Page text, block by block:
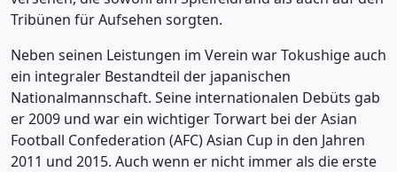
Tribünen für Aufsehen sorgten.
Neben seinen Leistungen im Verein war Tokushige auch
ein integraler Bestandteil der japanischen
Nationalmannschaft. Seine internationalen Debüts gab
er 2009 und war ein wichtiger Torwart bei der Asian
Football Confederation (AFC) Asian Cup in den Jahren
2011 und 2015. Auch wenn er nicht immer als die erste